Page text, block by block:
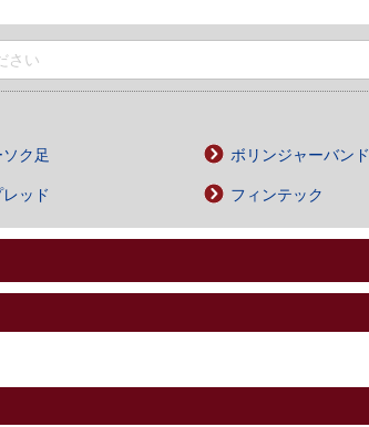
ソク足 ボリンジャーバンド
レッド フィンテック